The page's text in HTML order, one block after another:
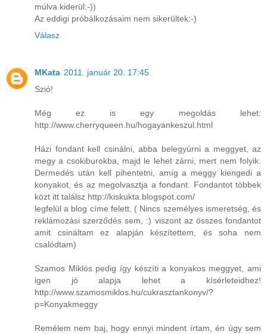
múlva kiderül:-))
Az eddigi próbálkozásaim nem sikerültek:-)
Válasz
MKata 2011. január 20. 17:45
Szió!
Még ez is egy megoldás lehet:
http://www.cherryqueen.hu/hogayankeszul.html
Házi fondant kell csinálni, abba belegyúrni a meggyet, az
megy a csokiburokba, majd le lehet zárni, mert nem folyik.
Dermedés után kell pihentetni, amíg a meggy kiengedi a
konyakot, és az megolvasztja a fondant. Fondantot többek
közt itt találsz http://kiskukta.blogspot.com/
legfelül a blog címe felett. ( Nincs személyes ismeretség, és
reklámozási szerződés sem, :) viszont az összes fondantot
amit csináltam ez alapján készítettem, és soha nem
csalódtam)
Szamos Miklós pedig így készíti a konyakos meggyet, ami
igen jó alapja lehet a kísérleteidhez!
http://www.szamosmiklos.hu/cukrasztankonyv/?
p=Konyakmeggy
Remélem nem baj, hogy ennyi mindent írtam, én úgy sem